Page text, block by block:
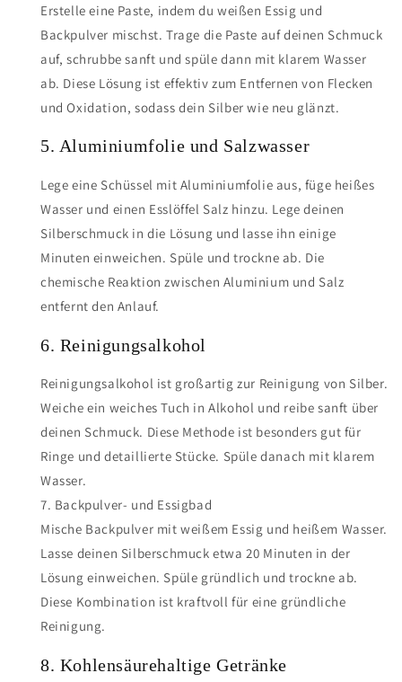
Erstelle eine Paste, indem du weißen Essig und
Backpulver mischst. Trage die Paste auf deinen Schmuck
auf, schrubbe sanft und spüle dann mit klarem Wasser
ab. Diese Lösung ist effektiv zum Entfernen von Flecken
und Oxidation, sodass dein Silber wie neu glänzt.
5. Aluminiumfolie und Salzwasser
Lege eine Schüssel mit Aluminiumfolie aus, füge heißes
Wasser und einen Esslöffel Salz hinzu. Lege deinen
Silberschmuck in die Lösung und lasse ihn einige
Minuten einweichen. Spüle und trockne ab. Die
chemische Reaktion zwischen Aluminium und Salz
entfernt den Anlauf.
6. Reinigungsalkohol
Reinigungsalkohol ist großartig zur Reinigung von Silber.
Weiche ein weiches Tuch in Alkohol und reibe sanft über
deinen Schmuck. Diese Methode ist besonders gut für
Ringe und detaillierte Stücke. Spüle danach mit klarem
Wasser.
7. Backpulver- und Essigbad
Mische Backpulver mit weißem Essig und heißem Wasser.
Lasse deinen Silberschmuck etwa 20 Minuten in der
Lösung einweichen. Spüle gründlich und trockne ab.
Diese Kombination ist kraftvoll für eine gründliche
Reinigung.
8. Kohlensäurehaltige Getränke